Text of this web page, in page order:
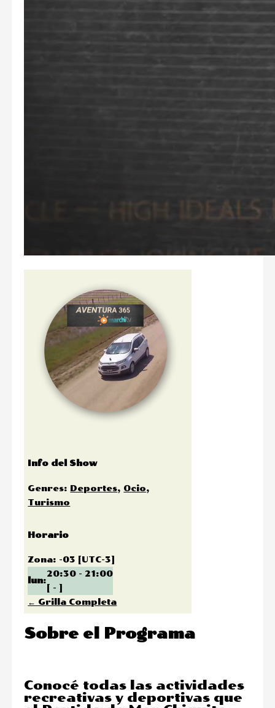
Info del Show
Genres: Deportes, Ocio,
Turismo
Horario
Zona: -03 [UTC-3]
lun:
20:30 -21:00
[ - ]
← Grilla Completa
Sobre el Programa
Conocé todas las actividades
recreativas y deportivas que